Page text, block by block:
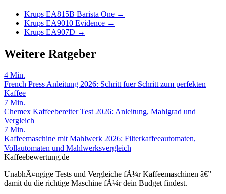
Krups EA815B Barista One →
Krups EA9010 Evidence →
Krups EA907D →
Weitere Ratgeber
4 Min.
French Press Anleitung 2026: Schritt fuer Schritt zum perfekten
Kaffee
7 Min.
Chemex Kaffeebereiter Test 2026: Anleitung, Mahlgrad und
Vergleich
7 Min.
Kaffeemaschine mit Mahlwerk 2026: Filterkaffeeautomaten,
Vollautomaten und Mahlwerksvergleich
Kaffeebewertung.de
UnabhÃ¤ngige Tests und Vergleiche fÃ¼r Kaffeemaschinen â€”
damit du die richtige Maschine fÃ¼r dein Budget findest.